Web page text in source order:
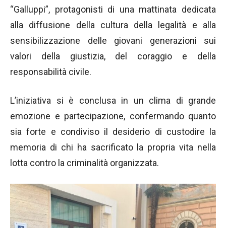
“Galluppi”, protagonisti di una mattinata dedicata
alla diffusione della cultura della legalità e alla
sensibilizzazione delle giovani generazioni sui
valori della giustizia, del coraggio e della
responsabilità civile.
L’iniziativa si è conclusa in un clima di grande
emozione e partecipazione, confermando quanto
sia forte e condiviso il desiderio di custodire la
memoria di chi ha sacrificato la propria vita nella
lotta contro la criminalità organizzata.